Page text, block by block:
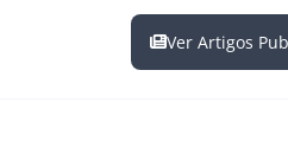
Ver Artigos